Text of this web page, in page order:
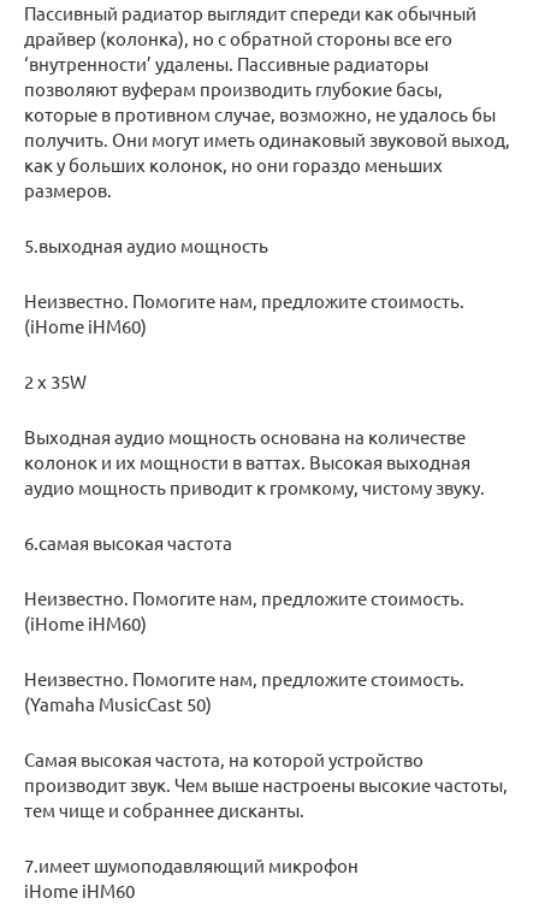
Пассивный радиатор выглядит спереди как обычный
драйвер (колонка), но с обратной стороны все его
‘внутренности’ удалены. Пассивные радиаторы
позволяют вуферам производить глубокие басы,
которые в противном случае, возможно, не удалось бы
получить. Они могут иметь одинаковый звуковой выход,
как у больших колонок, но они гораздо меньших
размеров.
5.выходная аудио мощность
Неизвестно. Помогите нам, предложите стоимость.
(iHome iHM60)
2 x 35W
Выходная аудио мощность основана на количестве
колонок и их мощности в ваттах. Высокая выходная
аудио мощность приводит к громкому, чистому звуку.
6.самая высокая частота
Неизвестно. Помогите нам, предложите стоимость.
(iHome iHM60)
Неизвестно. Помогите нам, предложите стоимость.
(Yamaha MusicCast 50)
Самая высокая частота, на которой устройство
производит звук. Чем выше настроены высокие частоты,
тем чище и собраннее дисканты.
7.имеет шумоподавляющий микрофон
iHome iHM60